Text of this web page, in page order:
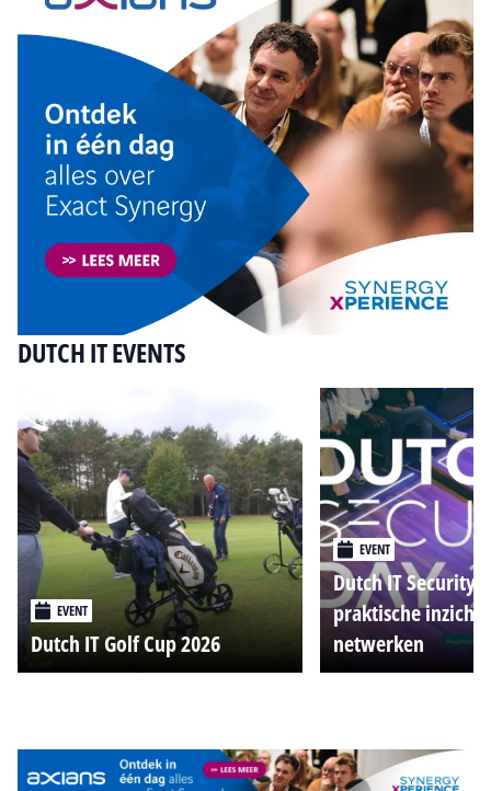
DUTCH IT EVENTS
EVENT
Dutch IT Golf Cup 2026
EVENT
Dutch IT Security
praktische
netwerken